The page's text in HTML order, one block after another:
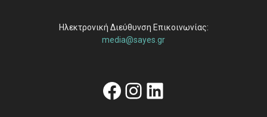
Ηλεκτρονική Διεύθυνση Επικοινωνίας:
media@sayes.gr
Facebook
Instagram
Linkedin